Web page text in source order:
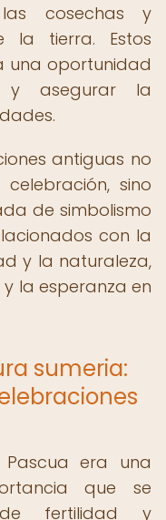
cosechas y
la tierra. Estos
una oportunidad
asegurar la
antiguas no
sino
de simbolismo
con la
y la naturaleza,
la esperanza en
sumeria:
era una
que se
fertilidad y